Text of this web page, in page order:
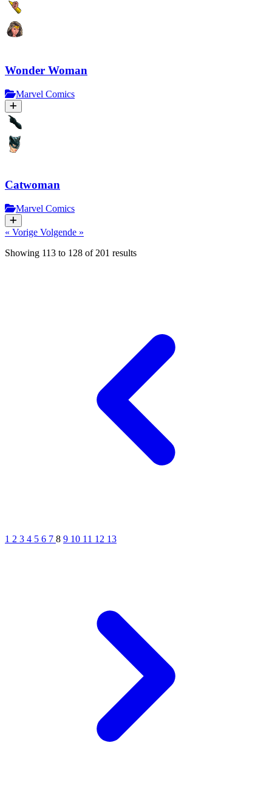
Wonder Woman
Marvel Comics
Catwoman
Marvel Comics
« Vorige Volgende »
Showing 113 to 128 of 201 results
1 2 3 4 5 6 7 8 9 10 11 12 13